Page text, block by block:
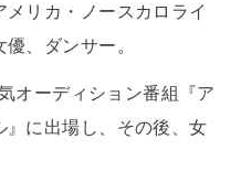
リカ・ノースカロライ
、ダンサー。
オーディション番組『ア
』に出場し、その後、女